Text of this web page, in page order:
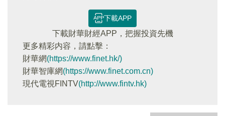
下載APP
下載財華財經APP，把握投資先機
更多精彩内容，請點擊：
財華網(https://www.finet.hk/)
財華智庫網(https://www.finet.com.cn)
現代電視FINTV(http://www.fintv.hk)